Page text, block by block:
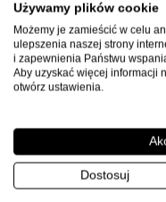
Uwaga: przed użyciem
kleju, przygotuj podłoże
równość, suchość) i
czasy schnięcia.
Czym różnią się płytki
Używamy plików cookie
Możemy je zamieścić w celu
ulepszenia naszej strony
i zapewnienia Państwu
Aby uzyskać więcej informacji
otwórz ustawienia.
Dostosuj